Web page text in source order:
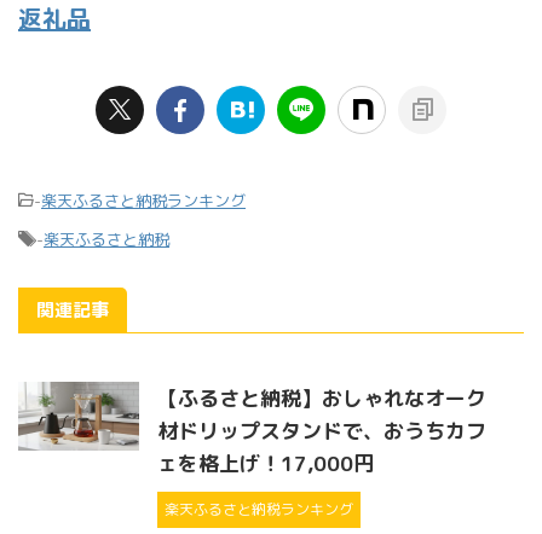
返礼品
-楽天ふるさと納税ランキング
-楽天ふるさと納税
関連記事
【ふるさと納税】おしゃれなオーク
材ドリップスタンドで、おうちカフ
ェを格上げ！17,000円
楽天ふるさと納税ランキング